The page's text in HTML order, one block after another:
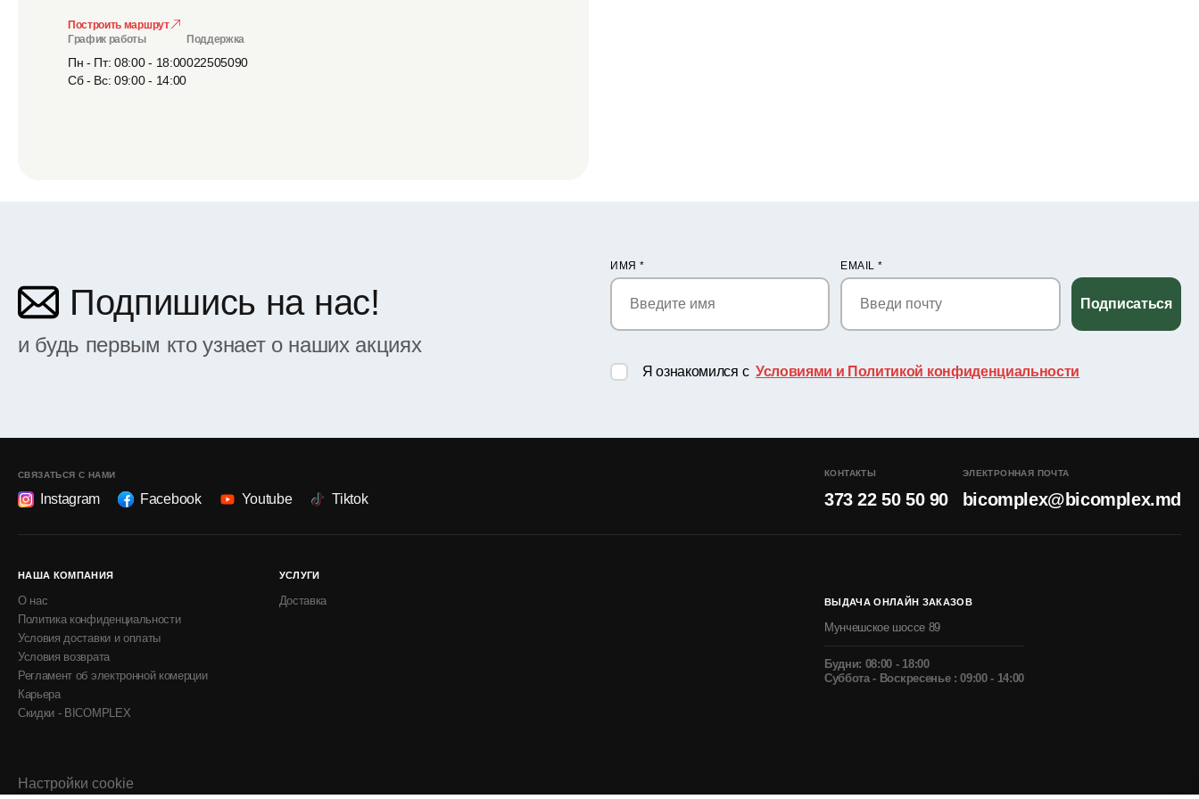
Построить маршрут
График работы
Пн - Пт: 08:00 - 18:00
Сб - Вс: 09:00 - 14:00
Поддержка
022505090
Подпишись на нас!
и будь первым кто узнает о наших акциях
ИМЯ * EMAIL*
Подписаться
Я ознакомился с Условиями и Политикой конфиденциальности
СВЯЗАТЬСЯ С НАМИ
Instagram Facebook Youtube Tiktok
КОНТАКТЫ
373 22 50 50 90
ЭЛЕКТРОННАЯ ПОЧТА
bicomplex@bicomplex.md
НАША КОМПАНИЯ
О нас
Политика конфиденциальности
Условия доставки и оплаты
Условия возврата
Регламент об электронной комерции
Карьера
Скидки - BICOMPLEX
УСЛУГИ
Доставка ВЫДАЧА ОНЛАЙН ЗАКАЗОВ
Мунчешское шоссе 89
Будни: 08:00 - 18:00
Суббота - Воскресенье : 09:00 - 14:00
Настройки cookie